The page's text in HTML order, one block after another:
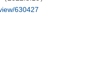
630427